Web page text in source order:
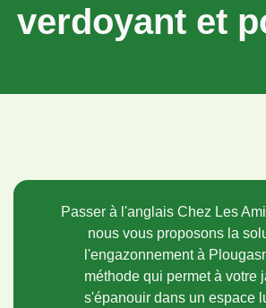
verdoyant et
Passer à l'anglais Chez Les
nous vous proposons la
l'engazonnement à
méthode qui permet à votre
s'épanouir dans un espace